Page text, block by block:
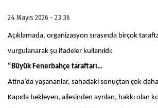
24 Mayıs 2026 - 23:36
Açıklamada, organizasyon sırasında birçok
vurgulanarak şu ifadeler kullanıldı:
“Büyük Fenerbahçe taraftarı…
Atina’da yaşananlar, sahadaki sonuçtan çok
Kapıda bekleyen, ailesinden ayrılan, hakkı olan